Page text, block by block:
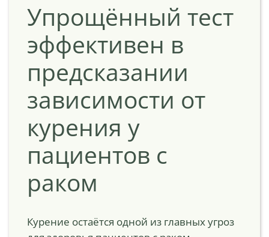
Упрощённый тест
эффективен в
предсказании
зависимости от
курения у
пациентов с
раком
Курение остаётся одной из главных угроз